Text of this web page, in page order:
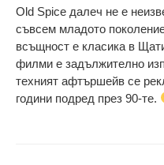
Old Spice далеч не е
съвсем младото
всъщност е класика в
филми е задължително
техният афтършейв се
години подред през 90-те.